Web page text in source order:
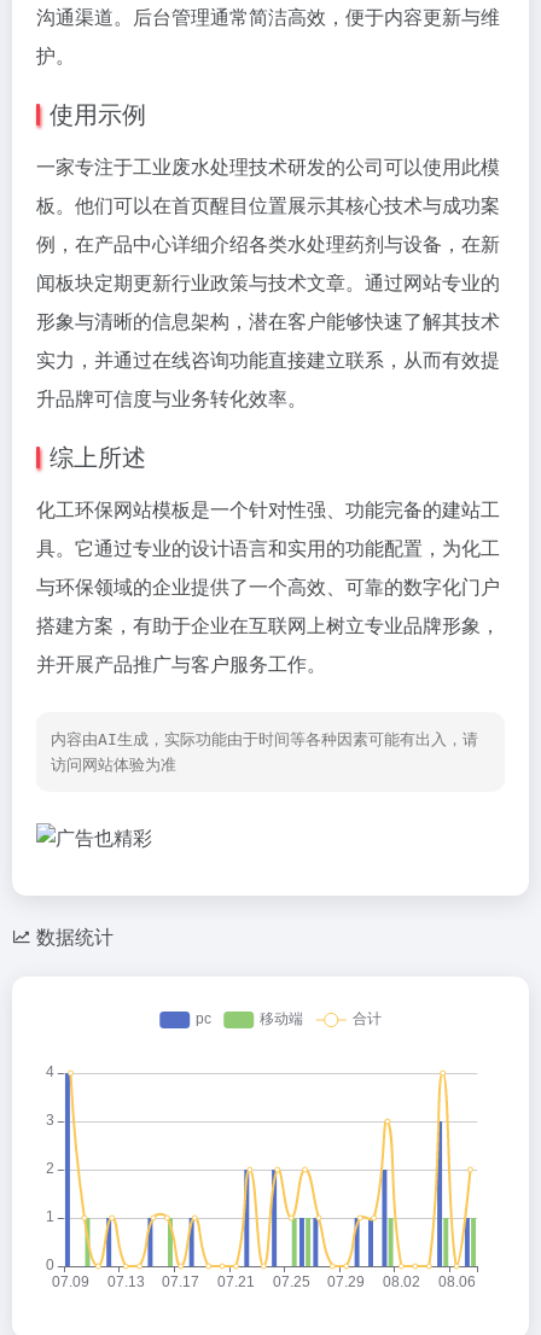
沟通渠道。后台管理通常简洁高效，便于内容更新与维
护。
使用示例
一家专注于工业废水处理技术研发的公司可以使用此模
板。他们可以在首页醒目位置展示其核心技术与成功案
例，在产品中心详细介绍各类水处理药剂与设备，在新
闻板块定期更新行业政策与技术文章。通过网站专业的
形象与清晰的信息架构，潜在客户能够快速了解其技术
实力，并通过在线咨询功能直接建立联系，从而有效提
升品牌可信度与业务转化效率。
综上所述
化工环保网站模板是一个针对性强、功能完备的建站工
具。它通过专业的设计语言和实用的功能配置，为化工
与环保领域的企业提供了一个高效、可靠的数字化门户
搭建方案，有助于企业在互联网上树立专业品牌形象，
并开展产品推广与客户服务工作。
内容由AI生成，实际功能由于时间等各种因素可能有出入，请
访问网站体验为准
数据统计